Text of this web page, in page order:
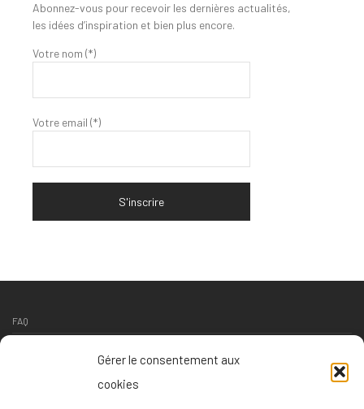
Gérer le consentement aux
cookies
Abonnez-vous pour recevoir les dernières actualités,
les idées d’inspiration et bien plus encore.
Votre nom (*)
Votre email (*)
FAQ